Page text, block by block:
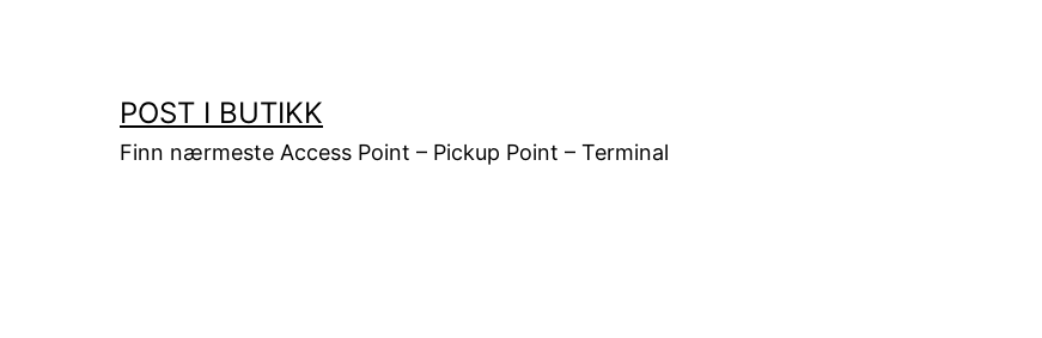
POST I BUTIKK
Finn nærmeste Access Point – Pickup Point – Terminal